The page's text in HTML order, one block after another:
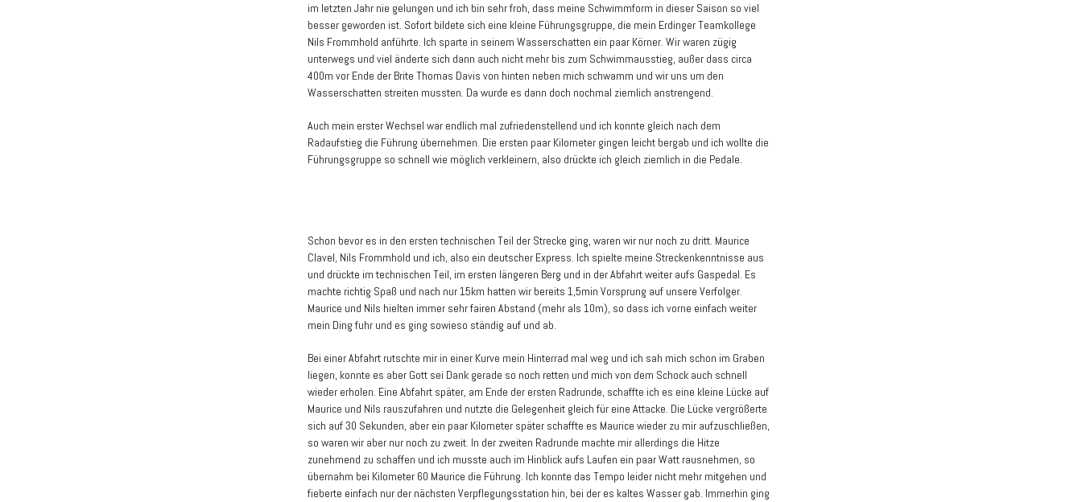
im letzten Jahr nie gelungen und ich bin sehr froh, dass meine Schwimmform in dieser Saison so viel
besser geworden ist. Sofort bildete sich eine kleine Führungsgruppe, die mein Erdinger Teamkollege
Nils Frommhold anführte. Ich sparte in seinem Wasserschatten ein paar Körner. Wir waren zügig
unterwegs und viel änderte sich dann auch nicht mehr bis zum Schwimmausstieg, außer dass circa
400m vor Ende der Brite Thomas Davis von hinten neben mich schwamm und wir uns um den
Wasserschatten streiten mussten. Da wurde es dann doch nochmal ziemlich anstrengend.
Auch mein erster Wechsel war endlich mal zufriedenstellend und ich konnte gleich nach dem
Radaufstieg die Führung übernehmen. Die ersten paar Kilometer gingen leicht bergab und ich wollte die
Führungsgruppe so schnell wie möglich verkleinern, also drückte ich gleich ziemlich in die Pedale.
Schon bevor es in den ersten technischen Teil der Strecke ging, waren wir nur noch zu dritt. Maurice
Clavel, Nils Frommhold und ich, also ein deutscher Express. Ich spielte meine Streckenkenntnisse aus
und drückte im technischen Teil, im ersten längeren Berg und in der Abfahrt weiter aufs Gaspedal. Es
machte richtig Spaß und nach nur 15km hatten wir bereits 1,5min Vorsprung auf unsere Verfolger.
Maurice und Nils hielten immer sehr fairen Abstand (mehr als 10m), so dass ich vorne einfach weiter
mein Ding fuhr und es ging sowieso ständig auf und ab.
Bei einer Abfahrt rutschte mir in einer Kurve mein Hinterrad mal weg und ich sah mich schon im Graben
liegen, konnte es aber Gott sei Dank gerade so noch retten und mich von dem Schock auch schnell
wieder erholen. Eine Abfahrt später, am Ende der ersten Radrunde, schaffte ich es eine kleine Lücke auf
Maurice und Nils rauszufahren und nutzte die Gelegenheit gleich für eine Attacke. Die Lücke vergrößerte
sich auf 30 Sekunden, aber ein paar Kilometer später schaffte es Maurice wieder zu mir aufzuschließen,
so waren wir aber nur noch zu zweit. In der zweiten Radrunde machte mir allerdings die Hitze
zunehmend zu schaffen und ich musste auch im Hinblick aufs Laufen ein paar Watt rausnehmen, so
übernahm bei Kilometer 60 Maurice die Führung. Ich konnte das Tempo leider nicht mehr mitgehen und
fieberte einfach nur der nächsten Verpflegungsstation hin, bei der es kaltes Wasser gab. Immerhin ging